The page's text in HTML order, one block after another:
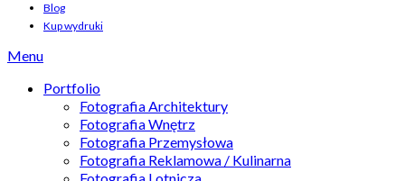
Blog
Kup wydruki
Menu
Portfolio
Fotografia Architektury
Fotografia Wnętrz
Fotografia Przemysłowa
Fotografia Reklamowa / Kulinarna